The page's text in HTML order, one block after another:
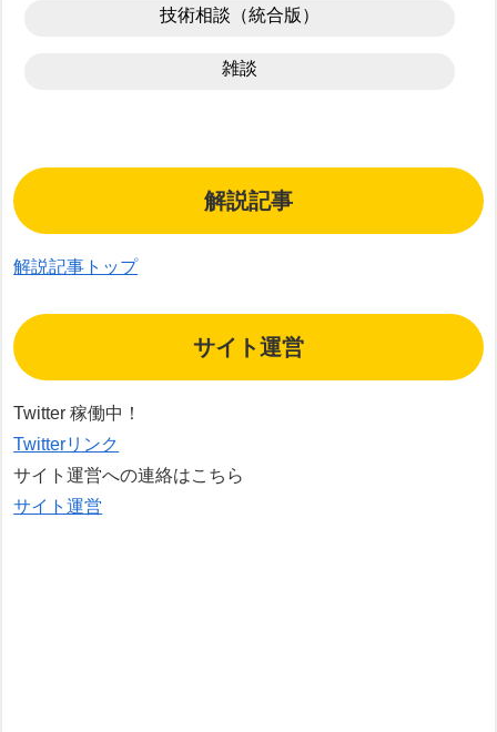
技術相談（統合版）
雑談
解説記事
解説記事トップ
サイト運営
Twitter 稼働中！
Twitterリンク
サイト運営への連絡はこちら
サイト運営